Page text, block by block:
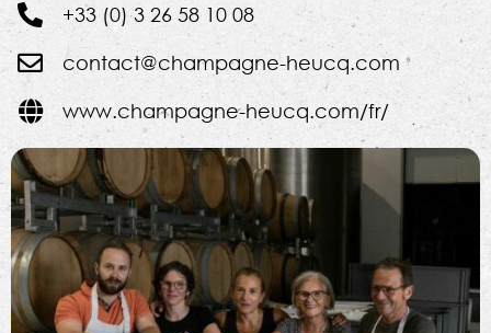
+33 (0) 3 26 58 10 08
contact@champagne-heucq.com
www.champagne-heucq.com/fr/